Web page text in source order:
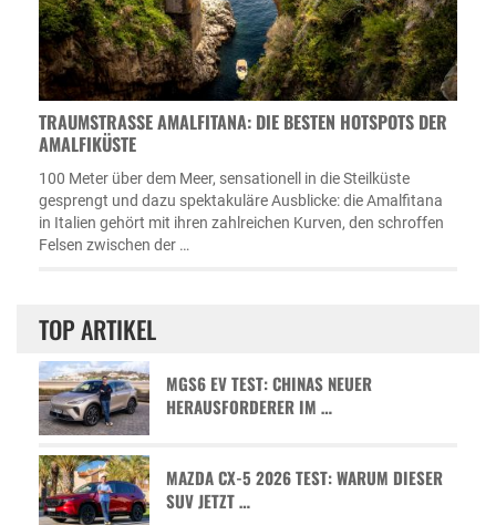
TRAUMSTRASSE AMALFITANA: DIE BESTEN HOTSPOTS DER A
MALFIKÜSTE
100 Meter über dem Meer, sensationell in die Steilküste
gesprengt und dazu spektakuläre Ausblicke: die Amalfitana
in Italien gehört mit ihren zahlreichen Kurven, den schroffen
Felsen zwischen der …
TOP ARTIKEL
MGS6 EV TEST: CHINAS NEUER
HERAUSFORDERER IM …
MAZDA CX-5 2026 TEST: WARUM DIESER
SUV JETZT …